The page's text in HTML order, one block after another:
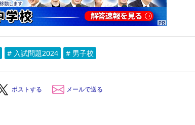
# 入試問題2024 # 男子校
ポストする メールで送る